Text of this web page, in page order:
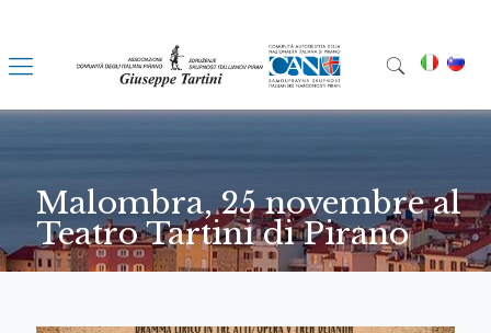
Malombra, 25 novembre al
Teatro Tartini di Pirano